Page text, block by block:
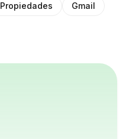
Propiedades Gmail